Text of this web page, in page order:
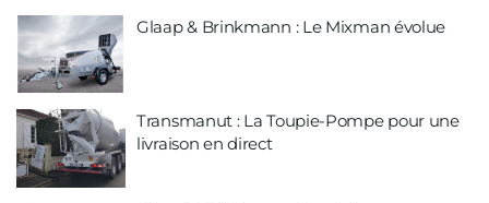
Glaap & Brinkmann : Le Mixman évolue
Transmanut : La Toupie-Pompe pour une
livraison en direct